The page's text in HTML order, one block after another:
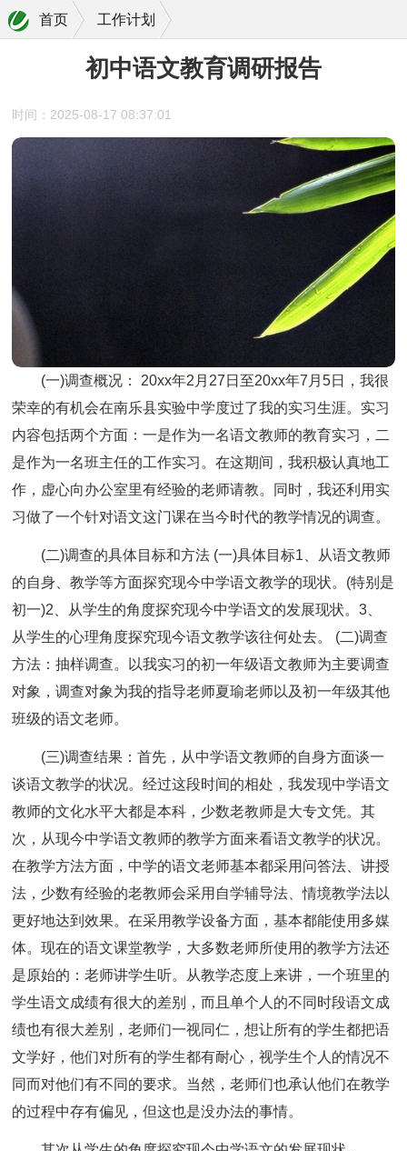
首页 工作计划
初中语文教育调研报告
时间：2025-08-17 08:37:01
(一)调查概况： 20xx年2月27日至20xx年7月5日，我很
荣幸的有机会在南乐县实验中学度过了我的实习生涯。实习
内容包括两个方面：一是作为一名语文教师的教育实习，二
是作为一名班主任的工作实习。在这期间，我积极认真地工
作，虚心向办公室里有经验的老师请教。同时，我还利用实
习做了一个针对语文这门课在当今时代的教学情况的调查。
(二)调查的具体目标和方法 (一)具体目标1、从语文教师
的自身、教学等方面探究现今中学语文教学的现状。(特别是
初一)2、从学生的角度探究现今中学语文的发展现状。3、
从学生的心理角度探究现今语文教学该往何处去。 (二)调查
方法：抽样调查。以我实习的初一年级语文教师为主要调查
对象，调查对象为我的指导老师夏瑜老师以及初一年级其他
班级的语文老师。
(三)调查结果：首先，从中学语文教师的自身方面谈一
谈语文教学的状况。经过这段时间的相处，我发现中学语文
教师的文化水平大都是本科，少数老教师是大专文凭。其
次，从现今中学语文教师的教学方面来看语文教学的状况。
在教学方法方面，中学的语文老师基本都采用问答法、讲授
法，少数有经验的老教师会采用自学辅导法、情境教学法以
更好地达到效果。在采用教学设备方面，基本都能使用多媒
体。现在的语文课堂教学，大多数老师所使用的教学方法还
是原始的：老师讲学生听。从教学态度上来讲，一个班里的
学生语文成绩有很大的差别，而且单个人的不同时段语文成
绩也有很大差别，老师们一视同仁，想让所有的学生都把语
文学好，他们对所有的学生都有耐心，视学生个人的情况不
同而对他们有不同的要求。当然，老师们也承认他们在教学
的过程中存有偏见，但这也是没办法的事情。